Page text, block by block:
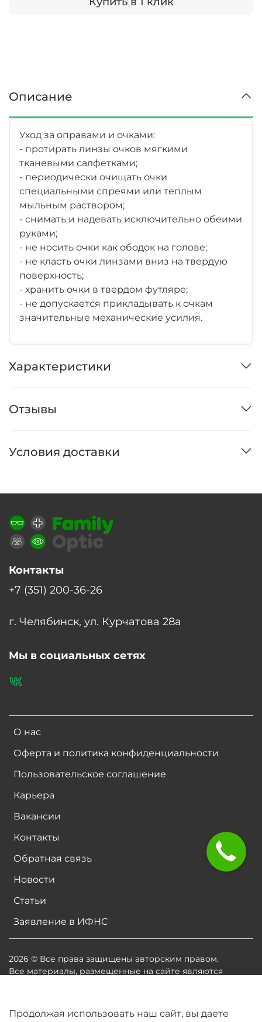
Описание
Уход за оправами и очками:
- протирать линзы очков мягкими
тканевыми салфетками;
- периодически очищать очки
специальными спреями или теплым
мыльным раствором;
- снимать и надевать исключительно обеими
руками;
- не носить очки как ободок на голове;
- не класть очки линзами вниз на твердую
поверхность;
- хранить очки в твердом футляре;
- не допускается прикладывать к очкам
значительные механические усилия.
Характеристики
Отзывы
Условия доставки
О нас
Оферта и политика конфиденциальности
Пользовательское соглашение
Карьера
Вакансии
Контакты
Обратная связь
Новости
Статьи
Заявление в ИФНС
Контакты
+7 (351) 200-36-26
г. Челябинск, ул. Курчатова 28а
Мы в социальных сетях
2026 © Все права защищены авторским правом.
Все материалы, размещенные на сайте являются
владельцев сайта есть соглашение о размещении
Продолжая использовать наш сайт, вы даете